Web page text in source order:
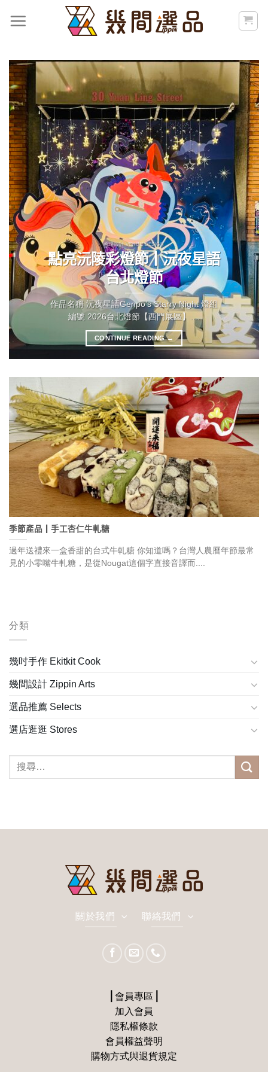
分類
幾吋手作 Ekitkit Cook
幾間設計 Zippin Arts
選品推薦 Selects
選店逛逛 Stores
會場設計 VENUE DESIGN
點亮沅陵彩燈節┃沅夜星語
台北燈節
作品名稱 沅夜星語Genpo’s Starry Night 燈組
編號 2026台北燈節【西門展區】....
CONTINUE READING→
季節產品┃手工杏仁牛軋糖
過年送禮來一盒香甜的台式牛軋糖 你知道嗎？台灣人農曆年節最常
見的小零嘴牛軋糖，是從Nougat這個字直接音譯而....
關於我們 聯絡我們
⎪會員專區⎪
加入會員
隱私權條款
會員權益聲明
購物方式與退貨規定